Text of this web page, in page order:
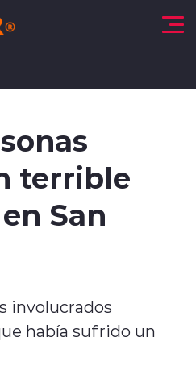
al contenido
terrible
San
involucrados
había sufrido un